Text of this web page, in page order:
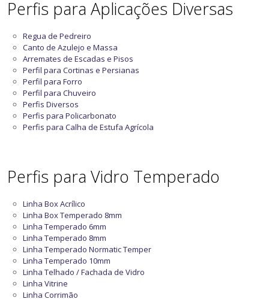
Perfis para Aplicações Diversas
Regua de Pedreiro
Canto de Azulejo e Massa
Arremates de Escadas e Pisos
Perfil para Cortinas e Persianas
Perfil para Forro
Perfil para Chuveiro
Perfis Diversos
Perfis para Policarbonato
Perfis para Calha de Estufa Agrícola
Perfis para Vidro Temperado
Linha Box Acrílico
Linha Box Temperado 8mm
Linha Temperado 6mm
Linha Temperado 8mm
Linha Temperado Normatic Temper
Linha Temperado 10mm
Linha Telhado / Fachada de Vidro
Linha Vitrine
Linha Corrimão